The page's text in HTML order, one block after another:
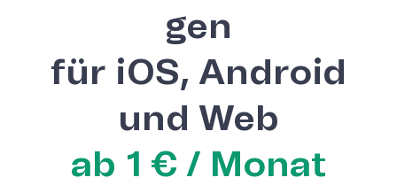
gen
für iOS, Android
und Web
ab 1 € / Monat